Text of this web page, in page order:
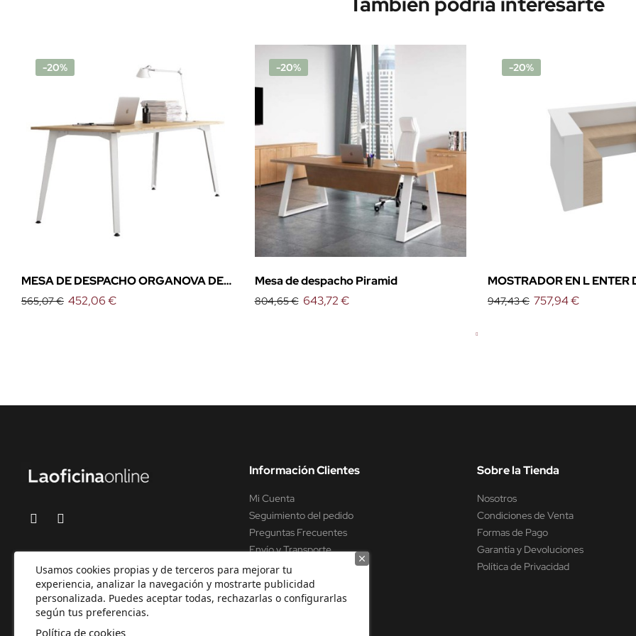
-20%
MESA DE DESPACHO ORGANOVA DE
EMOBOK
565,07 € 452,06 €
-20%
Mesa de despacho Piramid
804,65 € 643,72 €
-20%
MOSTRADOR EN L ENTER
EMOBOK (CON MESA)
947,43 € 757,94 €
Usamos cookies propias y de terceros para mejorar tu
experiencia, analizar la navegación y mostrarte publicidad
personalizada. Puedes aceptar todas, rechazarlas o configurarlas
según tus preferencias.
Política de cookies
Información Clientes
Mi Cuenta
Seguimiento del pedido
Preguntas Frecuentes
Envío y Transporte
Soporte y asistencia
Sobre la Tienda
Nosotros
Condiciones de Venta
Formas de Pago
Garantía y Devoluciones
Política de Privacidad